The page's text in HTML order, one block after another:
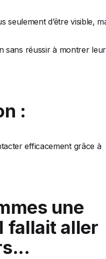
seulement d’être visible,
sans réussir à montrer
:
efficacement grâce à
une
fallait aller